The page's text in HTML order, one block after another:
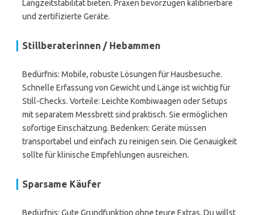
Langzeitstabilität bieten. Praxen bevorzugen kalibrierbare
und zertifizierte Geräte.
Stillberaterinnen / Hebammen
Bedürfnis: Mobile, robuste Lösungen für Hausbesuche.
Schnelle Erfassung von Gewicht und Länge ist wichtig für
Still-Checks. Vorteile: Leichte Kombiwaagen oder Setups
mit separatem Messbrett sind praktisch. Sie ermöglichen
sofortige Einschätzung. Bedenken: Geräte müssen
transportabel und einfach zu reinigen sein. Die Genauigkeit
sollte für klinische Empfehlungen ausreichen.
Sparsame Käufer
Bedürfnis: Gute Grundfunktion ohne teure Extras. Du willst